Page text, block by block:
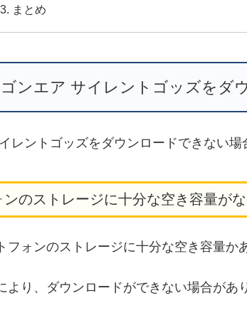
まとめ
ゴンエア サイレントゴッズをダ
レントゴッズをダウンロードできない
ンのストレージに十分な空き容量が
フォンのストレージに十分な空き容量か
より、ダウンロードができない場合があ